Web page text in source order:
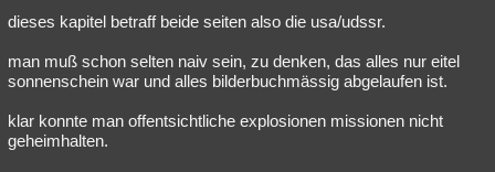
dieses kapitel betraff beide seiten also die usa/udssr.
man muß schon selten naiv sein, zu denken, das alles nur eitel
sonnenschein war und alles bilderbuchmässig abgelaufen ist.
klar konnte man offentsichtliche explosionen missionen nicht
geheimhalten.